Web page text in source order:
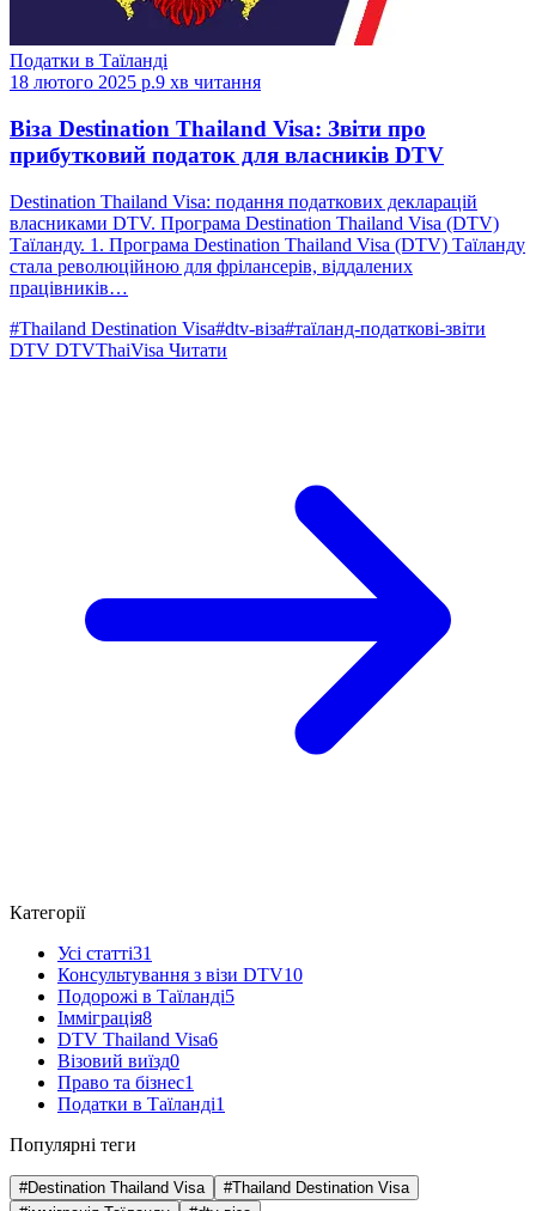
Податки в Таїланді
18 лютого 2025 р.9 хв читання
Віза Destination Thailand Visa: Звіти про
прибутковий податок для власників DTV
Destination Thailand Visa: подання податкових декларацій
власниками DTV. Програма Destination Thailand Visa (DTV)
Таїланду. 1. Програма Destination Thailand Visa (DTV) Таїланду
стала революційною для фрілансерів, віддалених
працівників…
#Thailand Destination Visa#dtv-віза#таїланд-податкові-звіти
DTV DTVThaiVisa Читати
Категорії
Усі статті31
Консультування з візи DTV10
Подорожі в Таїланді5
Імміграція8
DTV Thailand Visa6
Візовий виїзд0
Право та бізнес1
Податки в Таїланді1
Популярні теги
#Destination Thailand Visa
#Thailand Destination Visa